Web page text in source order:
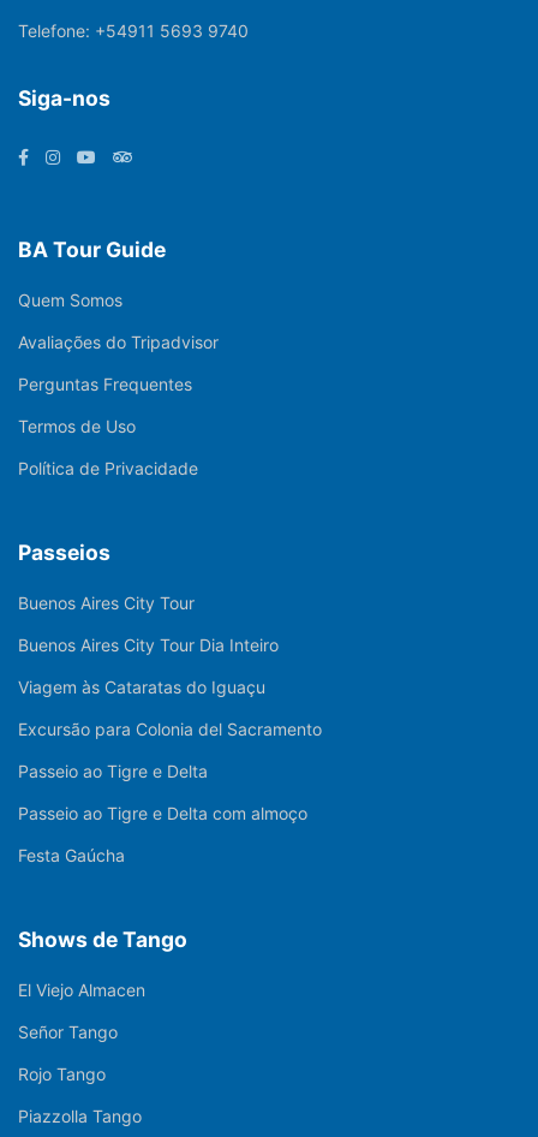
Telefone: +54911 5693 9740
Siga-nos
BA Tour Guide
Quem Somos
Avaliações do Tripadvisor
Perguntas Frequentes
Termos de Uso
Política de Privacidade
Passeios
Buenos Aires City Tour
Buenos Aires City Tour Dia Inteiro
Viagem às Cataratas do Iguaçu
Excursão para Colonia del Sacramento
Passeio ao Tigre e Delta
Passeio ao Tigre e Delta com almoço
Festa Gaúcha
Shows de Tango
El Viejo Almacen
Señor Tango
Rojo Tango
Piazzolla Tango